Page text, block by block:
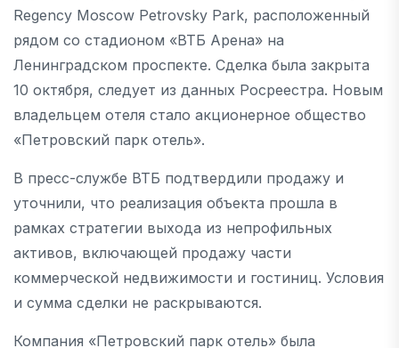
Regency Moscow Petrovsky Park, расположенный
рядом со стадионом «ВТБ Арена» на
Ленинградском проспекте. Сделка была закрыта
10 октября, следует из данных Росреестра. Новым
владельцем отеля стало акционерное общество
«Петровский парк отель».
В пресс-службе ВТБ подтвердили продажу и
уточнили, что реализация объекта прошла в
рамках стратегии выхода из непрофильных
активов, включающей продажу части
коммерческой недвижимости и гостиниц. Условия
и сумма сделки не раскрываются.
Компания «Петровский парк отель» была